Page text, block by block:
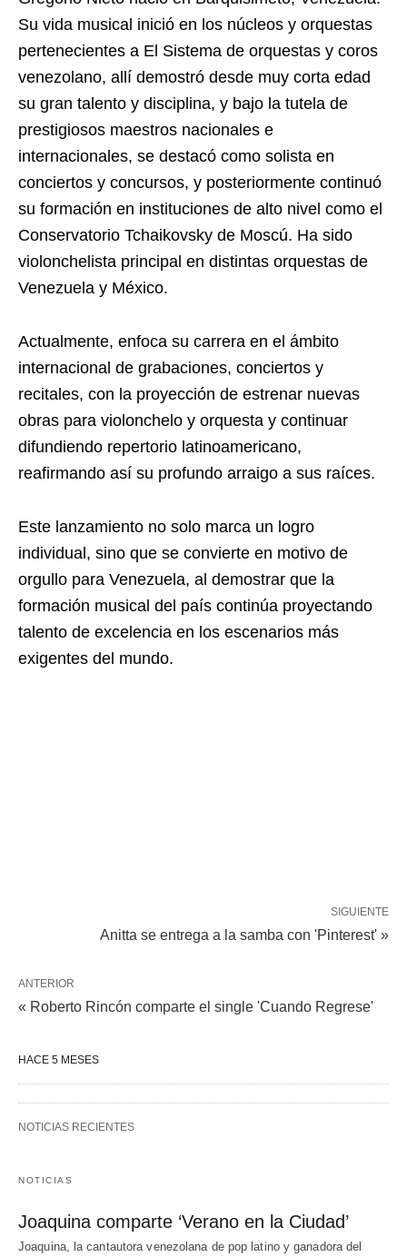
Su vida musical inició en los núcleos y orquestas
pertenecientes a El Sistema de orquestas y coros
venezolano, allí demostró desde muy corta edad
su gran talento y disciplina, y bajo la tutela de
prestigiosos maestros nacionales e
internacionales, se destacó como solista en
conciertos y concursos, y posteriormente continuó
su formación en instituciones de alto nivel como el
Conservatorio Tchaikovsky de Moscú. Ha sido
violonchelista principal en distintas orquestas de
Venezuela y México.
Actualmente, enfoca su carrera en el ámbito
internacional de grabaciones, conciertos y
recitales, con la proyección de estrenar nuevas
obras para violonchelo y orquesta y continuar
difundiendo repertorio latinoamericano,
reafirmando así su profundo arraigo a sus raíces.
Este lanzamiento no solo marca un logro
individual, sino que se convierte en motivo de
orgullo para Venezuela, al demostrar que la
formación musical del país continúa proyectando
talento de excelencia en los escenarios más
exigentes del mundo.
SIGUIENTE
Anitta se entrega a la samba con 'Pinterest' »
ANTERIOR
« Roberto Rincón comparte el single 'Cuando Regrese'
HACE 5 MESES
NOTICIAS RECIENTES
NOTICIAS
Joaquina comparte ‘Verano en la Ciudad’
Joaquina, la cantautora venezolana de pop latino y ganadora del